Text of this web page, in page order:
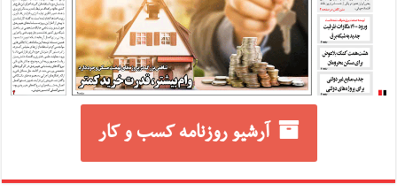
آرشیو روزنامه کسب و کار